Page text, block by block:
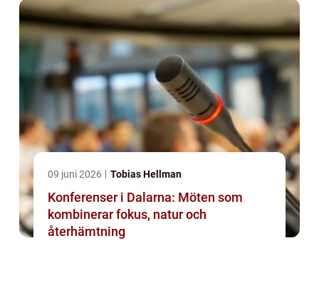
09 juni 2026 Tobias Hellman
Konferenser i Dalarna: Möten som
kombinerar fokus, natur och
återhämtning